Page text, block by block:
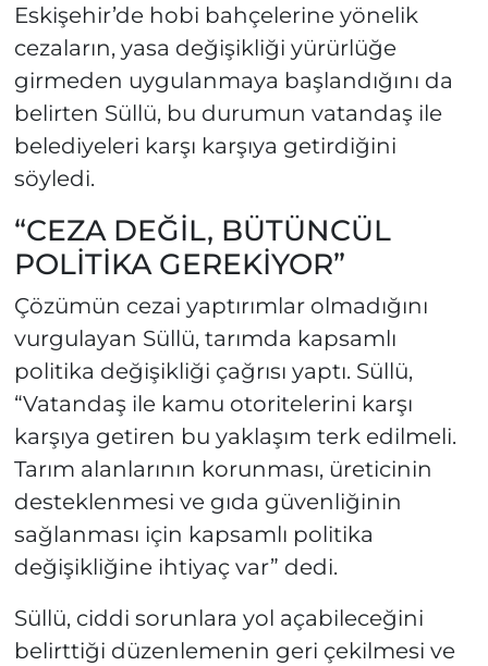
Eskişehir’de hobi bahçelerine yönelik
cezaların, yasa değişikliği yürürlüğe
girmeden uygulanmaya başlandığını da
belirten Süllü, bu durumun vatandaş ile
belediyeleri karşı karşıya getirdiğini
söyledi.
“CEZA DEĞİL, BÜTÜNCÜL
POLİTİKA GEREKİYOR”
Çözümün cezai yaptırımlar olmadığını
vurgulayan Süllü, tarımda kapsamlı
politika değişikliği çağrısı yaptı. Süllü,
“Vatandaş ile kamu otoritelerini karşı
karşıya getiren bu yaklaşım terk edilmeli.
Tarım alanlarının korunması, üreticinin
desteklenmesi ve gıda güvenliğinin
sağlanması için kapsamlı politika
değişikliğine ihtiyaç var” dedi.
Süllü, ciddi sorunlara yol açabileceğini
belirttiği düzenlemenin geri çekilmesi ve